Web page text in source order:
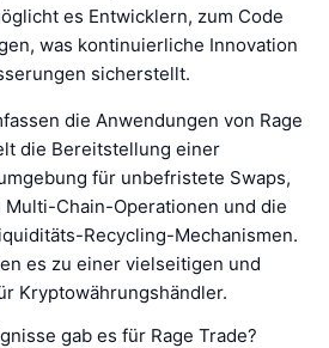
es Entwicklern, zum Code
was kontinuierliche Innovation
sicherstellt.
die Anwendungen von Rage
die Bereitstellung einer
für unbefristete Swaps,
Chain-Operationen und die
Recycling-Mechanismen.
es zu einer vielseitigen und
Kryptowährungshändler.
gab es für Rage Trade?